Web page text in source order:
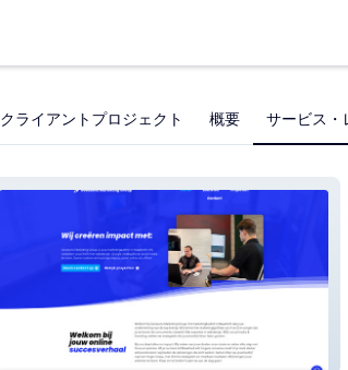
クライアントプロジェクト 概要 サービス・
Goessens Marketing